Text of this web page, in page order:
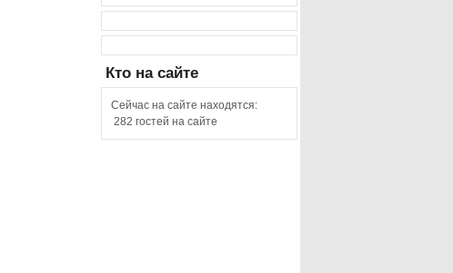
Кто на сайте
Сейчас на сайте находятся:
282 гостей на сайте